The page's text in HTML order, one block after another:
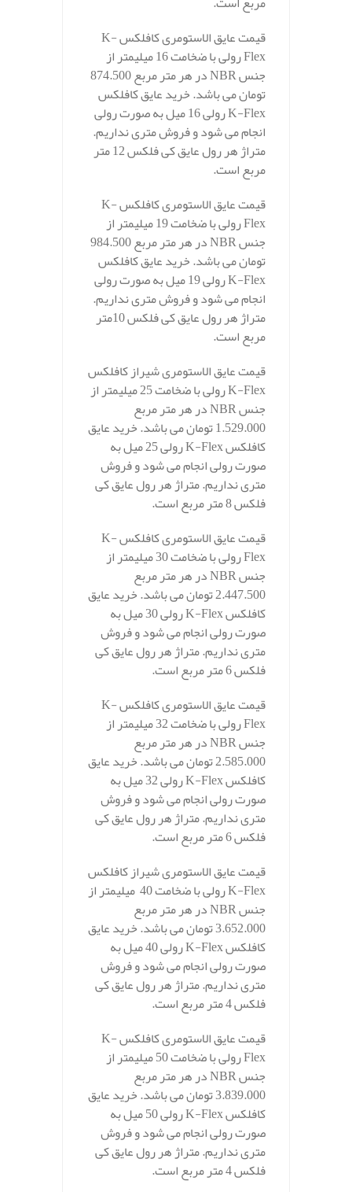
قیمت عایق الاستومری کافلکس K-
Flex رولی با ضخامت 16 میلیمتر از
جنس NBR در هر متر مربع 874.500
تومان می باشد. خرید عایق کافلکس
K-Flex رولی 16 میل به صورت رولی
انجام می شود و فروش متری نداریم.
متراژ هر رول عایق کی فلکس 12 متر
مربع است.
قیمت عایق الاستومری کافلکس K-
Flex رولی با ضخامت 19 میلیمتر از
جنس NBR در هر متر مربع 984.500
تومان می باشد. خرید عایق کافلکس
K-Flex رولی 19 میل به صورت رولی
انجام می شود و فروش متری نداریم.
متراژ هر رول عایق کی فلکس 10متر
مربع است.
قیمت عایق الاستومری شیراز کافلکس
K-Flex رولی با ضخامت 25 میلیمتر از
جنس NBR در هر متر مربع
1.529.000 تومان می باشد. خرید عایق
کافلکس K-Flex رولی 25 میل به
صورت رولی انجام می شود و فروش
متری نداریم. متراژ هر رول عایق کی
فلکس 8 متر مربع است.
قیمت عایق الاستومری کافلکس K-
Flex رولی با ضخامت 30 میلیمتر از
جنس NBR در هر متر مربع
2.447.500 تومان می باشد. خرید عایق
کافلکس K-Flex رولی 30 میل به
صورت رولی انجام می شود و فروش
متری نداریم. متراژ هر رول عایق کی
فلکس 6 متر مربع است.
قیمت عایق الاستومری کافلکس K-
Flex رولی با ضخامت 32 میلیمتر از
جنس NBR در هر متر مربع
2.585.000 تومان می باشد. خرید عایق
کافلکس K-Flex رولی 32 میل به
صورت رولی انجام می شود و فروش
متری نداریم. متراژ هر رول عایق کی
فلکس 6 متر مربع است.
قیمت عایق الاستومری شیراز کافلکس
K-Flex رولی با ضخامت 40 میلیمتر از
جنس NBR در هر متر مربع
3.652.000 تومان می باشد. خرید عایق
کافلکس K-Flex رولی 40 میل به
صورت رولی انجام می شود و فروش
متری نداریم. متراژ هر رول عایق کی
فلکس 4 متر مربع است.
قیمت عایق الاستومری کافلکس K-
Flex رولی با ضخامت 50 میلیمتر از
جنس NBR در هر متر مربع
3.839.000 تومان می باشد. خرید عایق
کافلکس K-Flex رولی 50 میل به
صورت رولی انجام می شود و فروش
متری نداریم. متراژ هر رول عایق کی
فلکس 4 متر مربع است.